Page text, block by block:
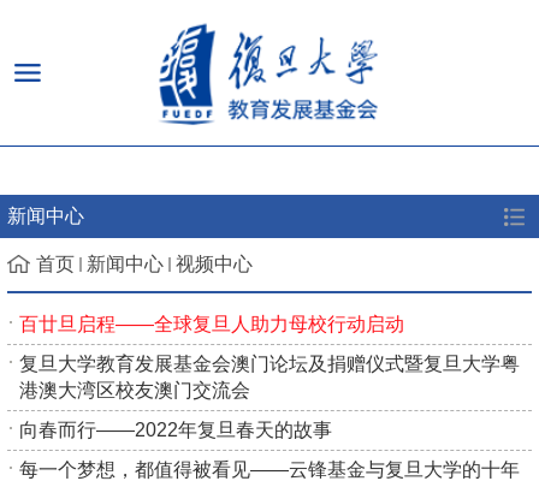
新闻中心
首页 新闻中心 视频中心
百廿旦启程——全球复旦人助力母校行动启动
复旦大学教育发展基金会澳门论坛及捐赠仪式暨复旦大学粤
港澳大湾区校友澳门交流会
向春而行——2022年复旦春天的故事
每一个梦想，都值得被看见——云锋基金与复旦大学的十年